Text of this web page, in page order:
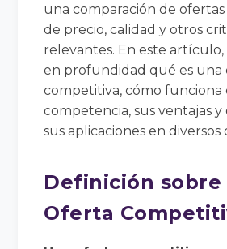
una comparación de
de precio, calidad y otros
relevantes. En este
en profundidad qué es una
competitiva, cómo funciona
competencia, sus ventajas y
sus aplicaciones en diversos
Definición sobre
Oferta